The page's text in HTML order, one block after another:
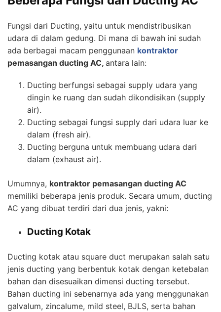
Fungsi dari Ducting, yaitu untuk mendistribusikan
udara di dalam gedung. Di mana di bawah ini sudah
ada berbagai macam penggunaan kontraktor
pemasangan ducting AC, antara lain:
Ducting berfungsi sebagai supply udara yang
dingin ke ruang dan sudah dikondisikan (supply
air).
Ducting sebagai fungsi supply dari udara luar ke
dalam (fresh air).
Ducting berguna untuk membuang udara dari
dalam (exhaust air).
Umumnya, kontraktor pemasangan ducting AC
memiliki beberapa jenis produk. Secara umum, ducting
AC yang dibuat terdiri dari dua jenis, yakni:
Ducting Kotak
Ducting kotak atau square duct merupakan salah satu
jenis ducting yang berbentuk kotak dengan ketebalan
bahan dan disesuaikan dimensi ducting tersebut.
Bahan ducting ini sebenarnya ada yang menggunakan
galvalum, zincalume, mild steel, BJLS, serta bahan